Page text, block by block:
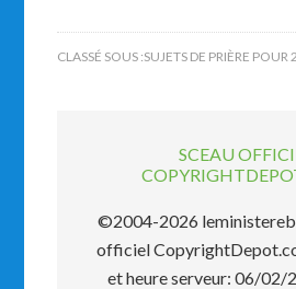
CLASSÉ SOUS :SUJETS DE PRIÈRE POUR
SCEAU
©2004-2026
officiel
et heure serveur: 06/02/